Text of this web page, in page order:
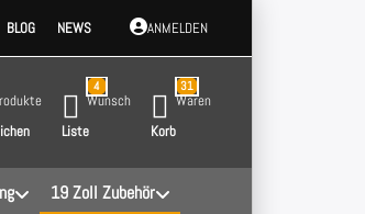
BLOG NEWS ANMELDEN
die Eingabetaste, um alle Ergebnisse aufzurufen.
4
Wunsch
Liste
31
Waren
Korb
19 Zoll Zubehör